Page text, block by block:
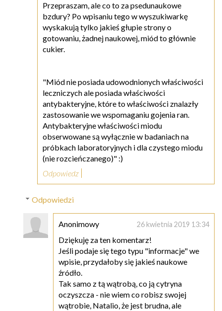
Przepraszam, ale co to za psedunaukowe
bzdury? Po wpisaniu tego w wyszukiwarkę
wyskakują tylko jakieś głupie strony o
gotowaniu, żadnej naukowej, miód to głównie
cukier.
"Miód nie posiada udowodnionych właściwości
leczniczych ale posiada właściwości
antybakteryjne, które to właściwości znalazły
zastosowanie we wspomaganiu gojenia ran.
Antybakteryjne właściwości miodu
obserwowane są wyłącznie w badaniach na
próbkach laboratoryjnych i dla czystego miodu
(nie rozcieńczanego)" :)
Odpowiedz
Odpowiedzi
Anonimowy 26 kwietnia 2019 13:34
Dziękuję za ten komentarz!
Jeśli podaje się tego typu "informacje" we
wpisie, przydałoby się jakieś naukowe
źródło.
Tak samo z tą wątrobą, co ją cytryna
oczyszcza - nie wiem co robisz swojej
wątrobie, Natalio, że jest brudna, ale